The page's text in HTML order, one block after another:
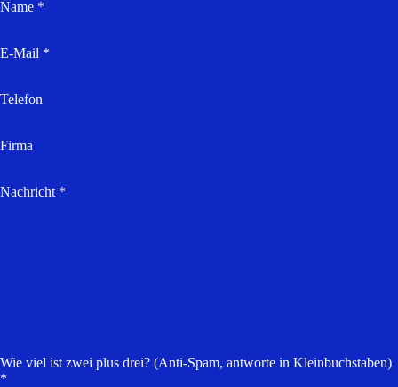
Name *
E-Mail *
Telefon
Firma
Nachricht *
Wie viel ist zwei plus drei? (Anti-Spam, antworte in Kleinbuchstaben)
*